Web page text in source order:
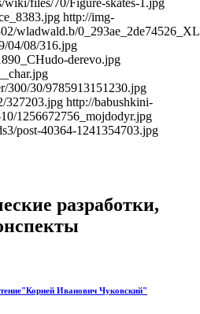
http://img-
wladwald.b/0_293ae_2de74526_XL
04/08/316.jpg
derevo.jpg
300/30/9785913151230.jpg
http://babushkini-
1256672756_mojdodyr.jpg
post-40364-1241354703.jpg
разработки,
Иванович Чуковский"